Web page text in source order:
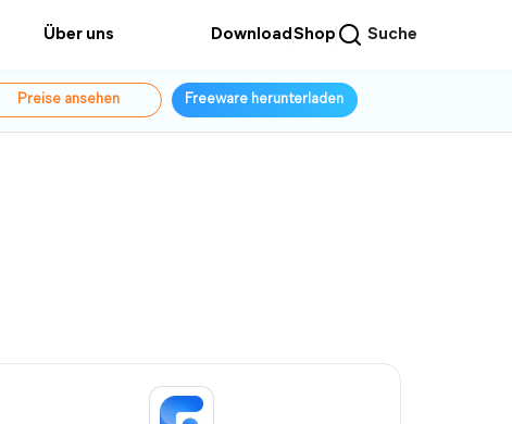
Über uns DownloadShop Suche
Preise ansehen Freeware herunterladen